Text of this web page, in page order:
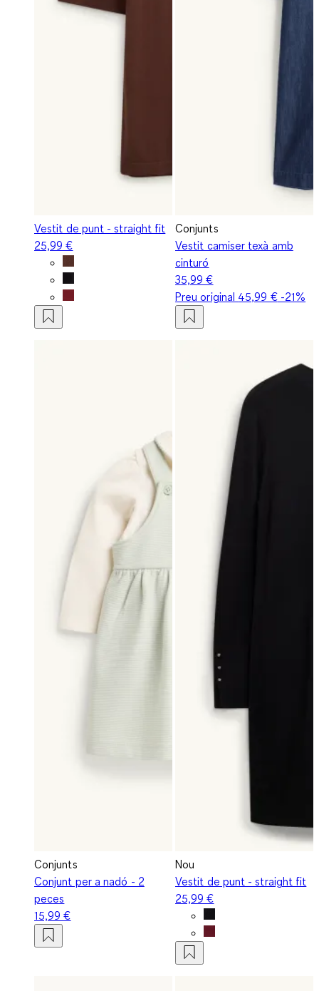
Vestit de punt - straight fit
25,99 €
Conjunts
Vestit camiser texà amb
cinturó
35,99 €
Preu original 45,99 €-21%
Conjunts
Conjunt per a nadó - 2
peces
15,99 €
Nou
Vestit de punt - straight fit
25,99 €